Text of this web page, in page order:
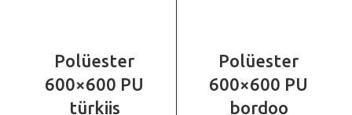
Polüester
600×600 PU
türkiis
Polüester
600×600 PU
bordoo